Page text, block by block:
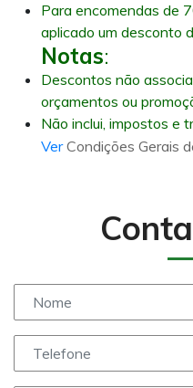
Para encomendas de
aplicado um desconto
Notas:
Descontos não
orçamentos ou
Não inclui, impostos e
VerCondições Gerais